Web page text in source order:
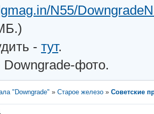
N55/
- тут.
фото.
"Downgrade" »Старое железо »Советские